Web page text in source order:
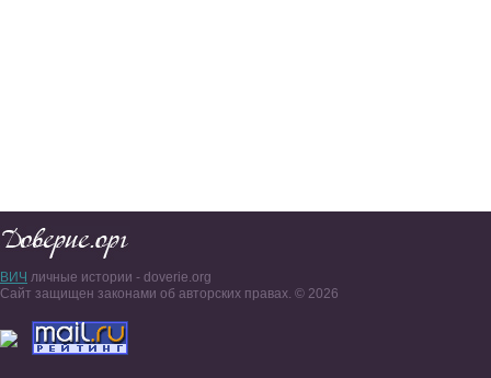
ВИЧ личные истории - doverie.org
Сайт защищен законами об авторских правах. © 2026